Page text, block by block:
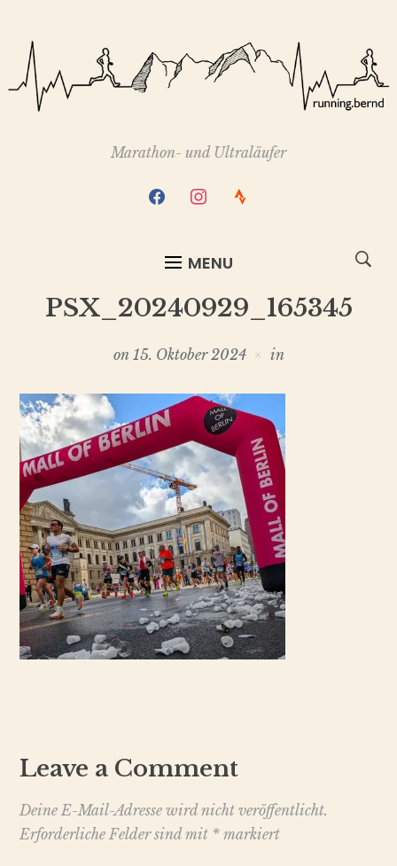
Marathon- und Ultraläufer
facebookinstagram
strava
MENU
PSX_20240929_165345
on 15. Oktober 2024 in
Leave a Comment
Deine E-Mail-Adresse wird nicht veröffentlicht.
Erforderliche Felder sind mit *markiert